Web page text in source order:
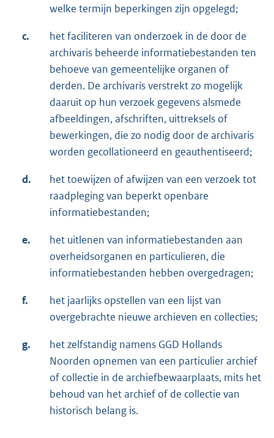
welke termijn beperkingen zijn opgelegd;
c.
het faciliteren van onderzoek in de door de
archivaris beheerde informatiebestanden ten
behoeve van gemeentelijke organen of
derden. De archivaris verstrekt zo mogelijk
daaruit op hun verzoek gegevens alsmede
afbeeldingen, afschriften, uittreksels of
bewerkingen, die zo nodig door de archivaris
worden gecollationeerd en geauthentiseerd;
d.
het toewijzen of afwijzen van een verzoek tot
raadpleging van beperkt openbare
informatiebestanden;
e.
het uitlenen van informatiebestanden aan
overheidsorganen en particulieren, die
informatiebestanden hebben overgedragen;
f.
het jaarlijks opstellen van een lijst van
overgebrachte nieuwe archieven en collecties;
g.
het zelfstandig namens GGD Hollands
Noorden opnemen van een particulier archief
of collectie in de archiefbewaarplaats, mits het
behoud van het archief of de collectie van
historisch belang is.